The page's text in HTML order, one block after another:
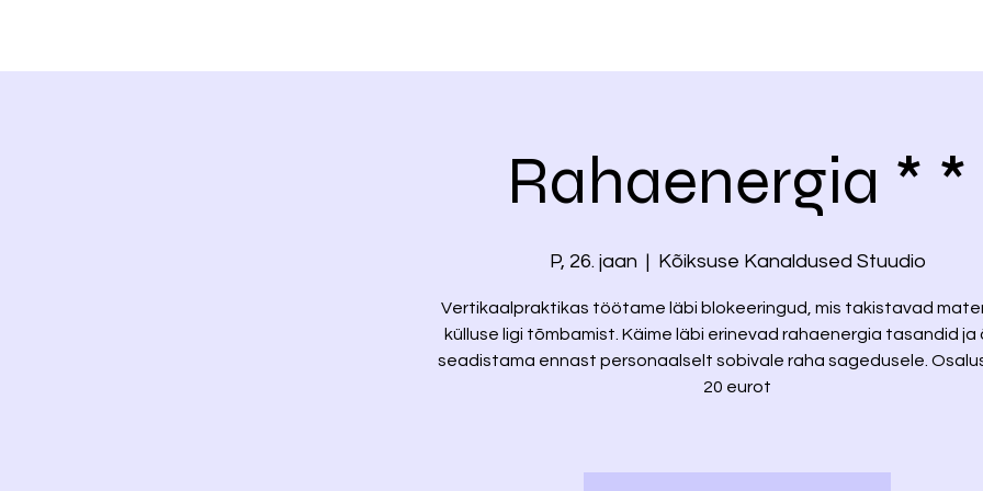
Rahaenergia * *
P, 26. jaan
  |
Kõiksuse Kanaldused Stuudio
Vertikaalpraktikas töötame läbi blokeeringud, mis takistavad
külluse ligi tõmbamist. Käime läbi erinevad rahaenergia tasandid ja
seadistama ennast personaalselt sobivale raha sagedusele.
20 eurot